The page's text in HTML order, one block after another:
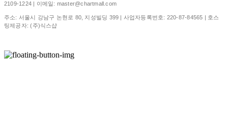
2109-1224 | 이메일: master@chartmall.com
주소: 서울시 강남구 논현로 80, 지성빌딩 399 | 사업자등록번호: 220-87-84565 | 호스
팅제공자: (주)식스샵